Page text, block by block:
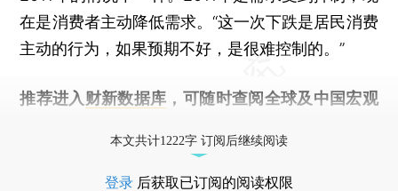
在是消费者主动降低需求。“这一次下跌是居民消费
主动的行为，如果预期不好，是很难控制的。”
推荐进入 财新数据库 ，可随时查阅全球及中国宏观
本文共计1222字 订阅后继续阅读
登录 后获取已订阅的阅读权限